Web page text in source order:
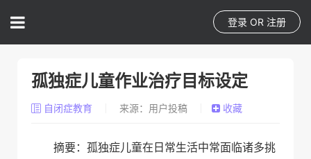
登录 OR 注册
孤独症儿童作业治疗目标设定
自闭症教育 来源：用户投稿 收藏
摘要：孤独症儿童在日常生活中常面临诸多挑